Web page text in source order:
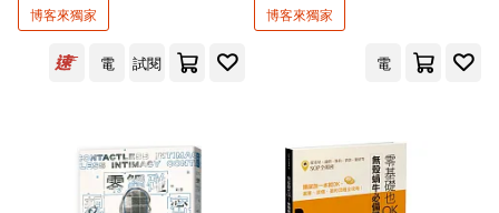
心理勵志(167) 醫療保健(32)
旅遊(22) 宗教命理(31)
作者 (可複選)
宋怡慧(12) 賴世雄(11)
博客來獨家
電 試閱
博客來獨家
電